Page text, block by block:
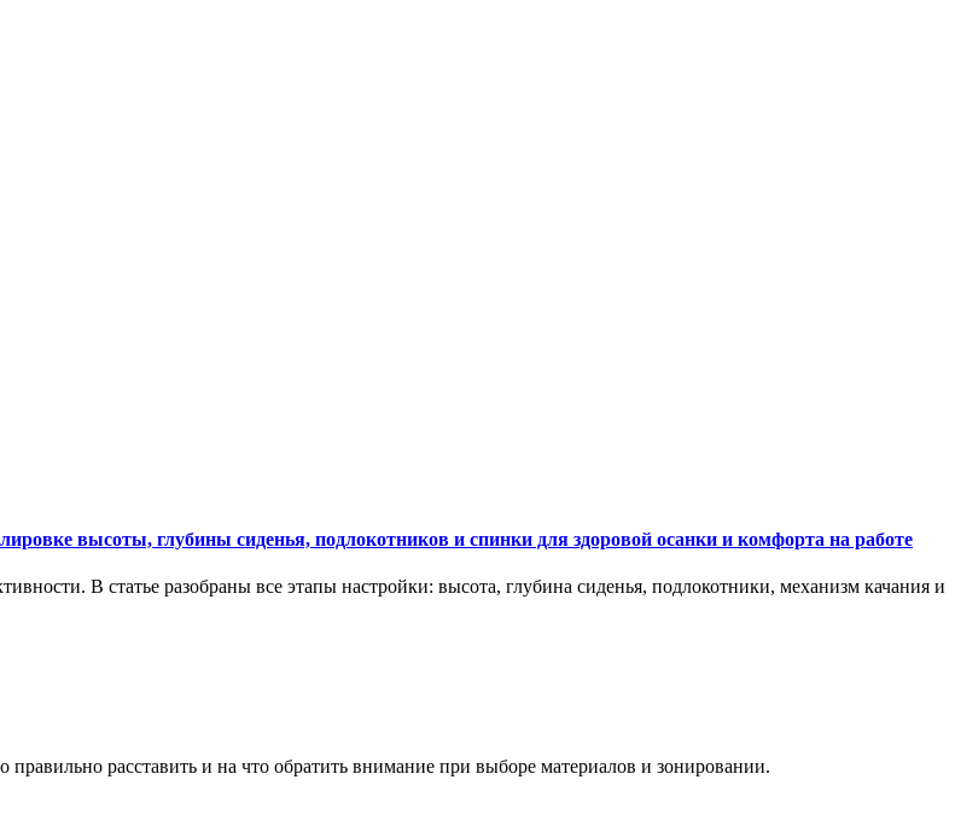
высоты, глубины сиденья, подлокотников и спинки для здоровой осанки и комфорта на работе
В статье разобраны все этапы настройки: высота, глубина сиденья, подлокотники, механизм качания и
правильно расставить и на что обратить внимание при выборе материалов и зонировании.